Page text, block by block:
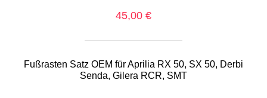
45,00 €
Fußrasten Satz OEM für Aprilia RX 50, SX 50, Derbi
Senda, Gilera RCR, SMT